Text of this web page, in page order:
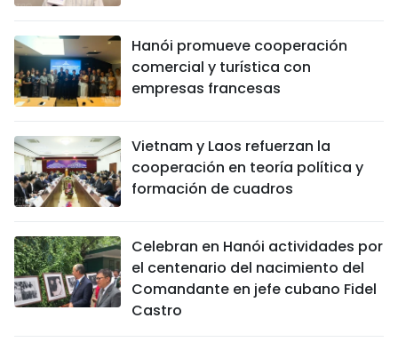
Hanói promueve cooperación
comercial y turística con
empresas francesas
Vietnam y Laos refuerzan la
cooperación en teoría política y
formación de cuadros
Celebran en Hanói actividades por
el centenario del nacimiento del
Comandante en jefe cubano Fidel
Castro